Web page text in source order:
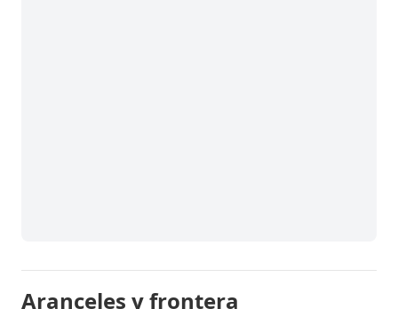
Aranceles y frontera